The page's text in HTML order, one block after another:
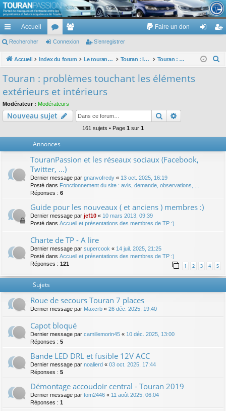
TouranPassion
Le forum des propriétaires ou futurs acquéreurs du Volkswagen Touran
cc
ès
de
Accueil
or
u
e
m
es
Faire un don
ne nr
Rechercher Connexion S’enregistrer
Accueil Index du forum Le touran dans ses versions I (V1 V2 V3) et II ... Touran : les éléments et équipements extérieurs et intérieurs Touran : problèmes touchant les éléments extérieurs et intérieurs
h
Touran : problèmes touchant les éléments
extérieurs et intérieurs
Modérateur : Modérateurs
Nouveau sujet Rechercher
161 sujets • Page 1 sur 1
Annonces
TouranPassion et les réseaux sociaux (Facebook,
Twitter, ...)
Dernier message par gnanvofredy « 13 oct. 2025, 16:19
Posté dans Fonctionnement du site : avis, demande, observations, ...
Réponses : 6
Guide pour les nouveaux ( et anciens ) membres :)
Dernier message par jef10 « 10 mars 2013, 09:39
Posté dans Accueil et présentations des membres de TP :)
Charte de TP - A lire
Dernier message par supercook « 14 juil. 2025, 21:25
Posté dans Accueil et présentations des membres de TP :)
Réponses : 121 1 2 3 4 5
Sujets
Roue de secours Touran 7 places
Dernier message par Maxcrb « 26 déc. 2025, 19:40
Capot bloqué
Dernier message par camillemorin45 « 10 déc. 2025, 13:00
Réponses : 5
Bande LED DRL et fusible 12V ACC
Dernier message par noalierd « 03 oct. 2025, 17:44
Réponses : 5
Démontage accoudoir central - Touran 2019
Dernier message par tom2446 « 11 août 2025, 06:04
Réponses : 1